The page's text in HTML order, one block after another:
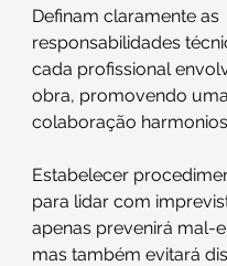
Definam claramente as
responsabilidades
cada profissional
obra, promovendo uma
colaboração
Estabelecer
para lidar com
apenas prevenirá mal-
mas também evitará